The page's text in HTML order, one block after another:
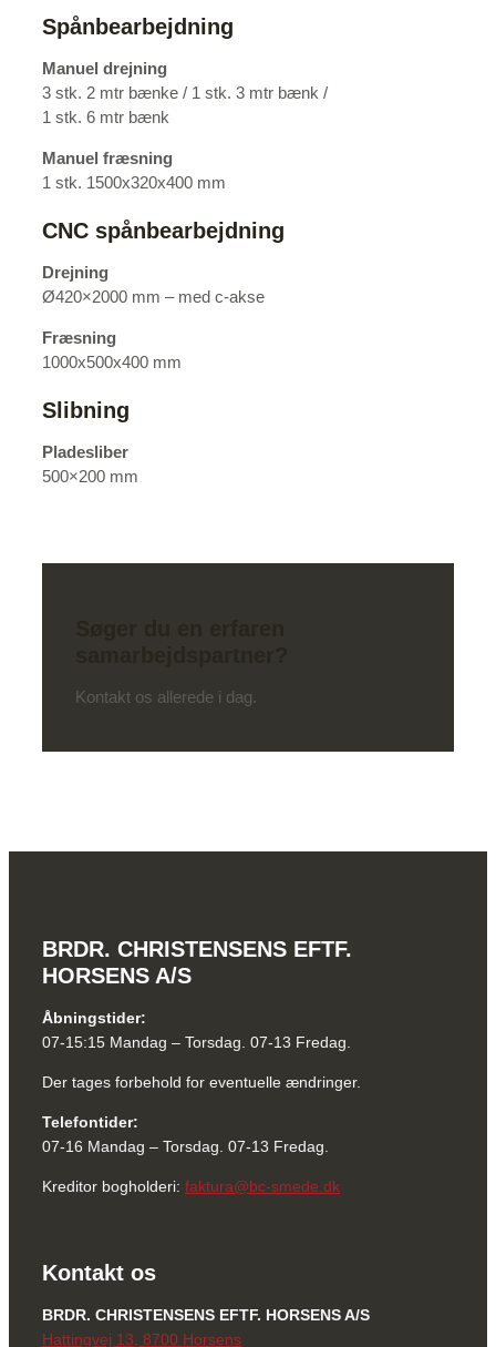
Spånbearbejdning
Manuel drejning
3 stk. 2 mtr bænke / 1 stk. 3 mtr bænk /
1 stk. 6 mtr bænk
Manuel fræsning
1 stk. 1500x320x400 mm
​CNC spånbearbejdning
Drejning
Ø420×2000 mm – med c-akse
Fræsning
1000x500x400 mm
Slibning
Pladesliber
500×200 mm
Kontakt os allerede i dag.
BRDR. CHRISTENSENS EFTF.
HORSENS A/S
Åbningstider:
07-15:15 Mandag – Torsdag. 07-13 Fredag.
Der​ tages forbehold for eventuelle ændringer.
Telefontider​:
​07-16 Mandag – Torsdag. 07-13 Fredag.
Kreditor bogholderi: faktura@bc-smede.dk
Kontakt os
BRDR. CHRISTENSENS EFTF. HORSENS A/S
Hattingvej 13, 8700 Horsens